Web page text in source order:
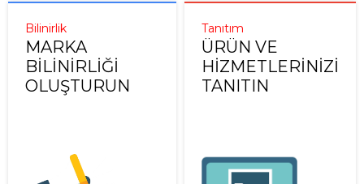
Bilinirlik
MARKA
BILINIRLIĞI
OLUŞTURUN
Tanıtım
ÜRÜN VE
HIZMETLERINIZI
TANITIN